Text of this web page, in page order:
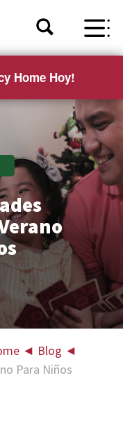
Home Hoy!
◄ Blog ◄
Para Niños